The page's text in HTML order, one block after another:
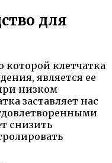
для
которой клетчатка
является ее
низком
заставляет нас
снизить